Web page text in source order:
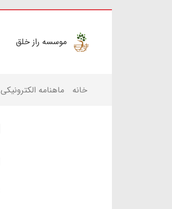
موسسه راز خلق
خانه ماهنامه الکترونیکی